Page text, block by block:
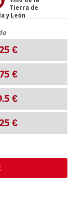
Tierra de
y León
€
€
€
€